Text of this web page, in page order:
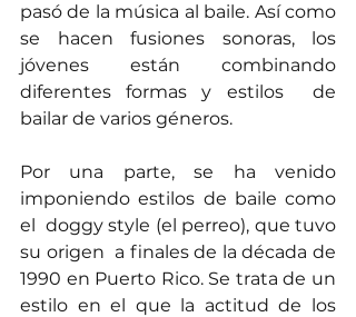
pasó de la música al baile. Así como
se hacen fusiones sonoras, los
jóvenes están combinando
diferentes formas y estilos  de
bailar de varios géneros.
Por una parte, se ha venido
imponiendo estilos de baile como
el  doggy style (el perreo), que tuvo
su origen  a finales de la década de
1990 en Puerto Rico. Se trata de un
estilo en el que la actitud de los